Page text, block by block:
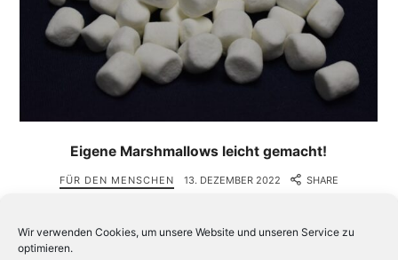
Wir verwenden Cookies, um unsere Website und unseren Service zu
optimieren.
Eigene Marshmallows leicht gemacht!
FÜR DEN MENSCHEN 13. DEZEMBER 2022 SHARE
Atemwege und den Verdauungsapparat. Die wenigsten